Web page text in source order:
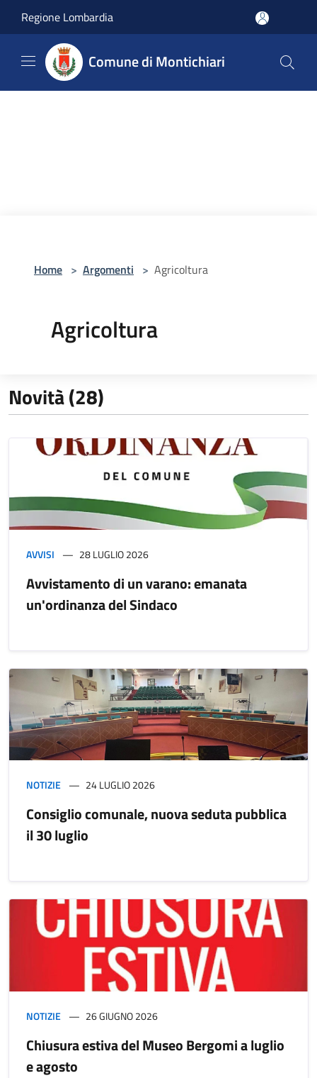
Regione Lombardia
Comune di Montichiari
Home > Argomenti > Agricoltura
Agricoltura
Novità (28)
AVVISI 28 LUGLIO 2026
Avvistamento di un varano: emanata
un'ordinanza del Sindaco
NOTIZIE 24 LUGLIO 2026
Consiglio comunale, nuova seduta pubblica
il 30 luglio
NOTIZIE 26 GIUGNO 2026
Chiusura estiva del Museo Bergomi a luglio
e agosto